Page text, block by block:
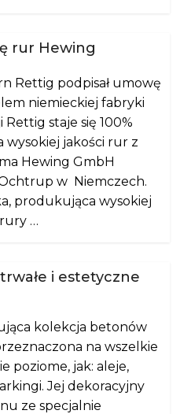
rur Hewing
Rettig podpisał umowę
niemieckiej fabryki
staje się 100%
wysokiej jakości rur z
Hewing GmbH
w Niemczech.
produkująca wysokiej
…
i estetyczne
kolekcja betonów
na wszelkie
poziome, jak: aleje,
Jej dekoracyjny
ze specjalnie